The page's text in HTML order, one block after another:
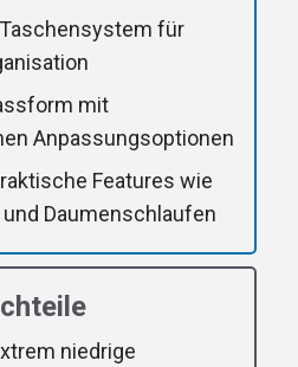
für
mit
Anpassungsoptionen
Features wie
Daumenschlaufen
niedrige